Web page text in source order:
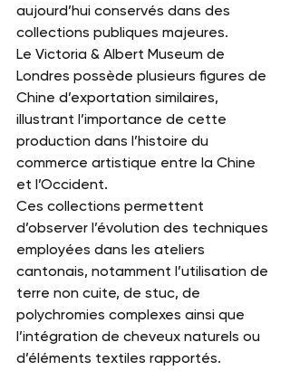
aujourd’hui conservés dans des
collections publiques majeures.
Le Victoria & Albert Museum de
Londres possède plusieurs figures de
Chine d’exportation similaires,
illustrant l’importance de cette
production dans l’histoire du
commerce artistique entre la Chine
et l’Occident.
Ces collections permettent
d’observer l’évolution des techniques
employées dans les ateliers
cantonais, notamment l’utilisation de
terre non cuite, de stuc, de
polychromies complexes ainsi que
l’intégration de cheveux naturels ou
d’éléments textiles rapportés.